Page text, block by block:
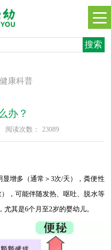
健康科普
办？
阅读次数： 23089
增多（通常＞3次/天），粪便性
，可能伴随发热、呕吐、脱水等
其是6个月至2岁的婴幼儿。